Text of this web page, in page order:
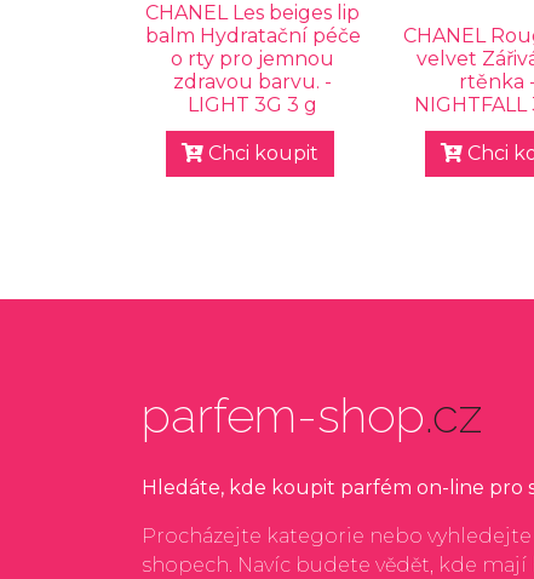
CHANEL Les beiges lip
balm Hydratační péče
o rty pro jemnou
zdravou barvu. -
LIGHT 3G 3 g
Chci koupit
CHANEL
velvet
rtěnka
NIGHTFALL
Chci
parfem-shop.cz
Hledáte, kde koupit parfém on-line pro
Procházejte kategorie nebo
shopech. Navíc budete vědět, kde